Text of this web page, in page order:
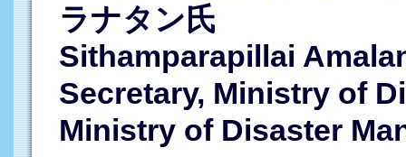
ラナタン氏
Sithamparapillai
Secretary, Ministry of
Ministry of Disaster